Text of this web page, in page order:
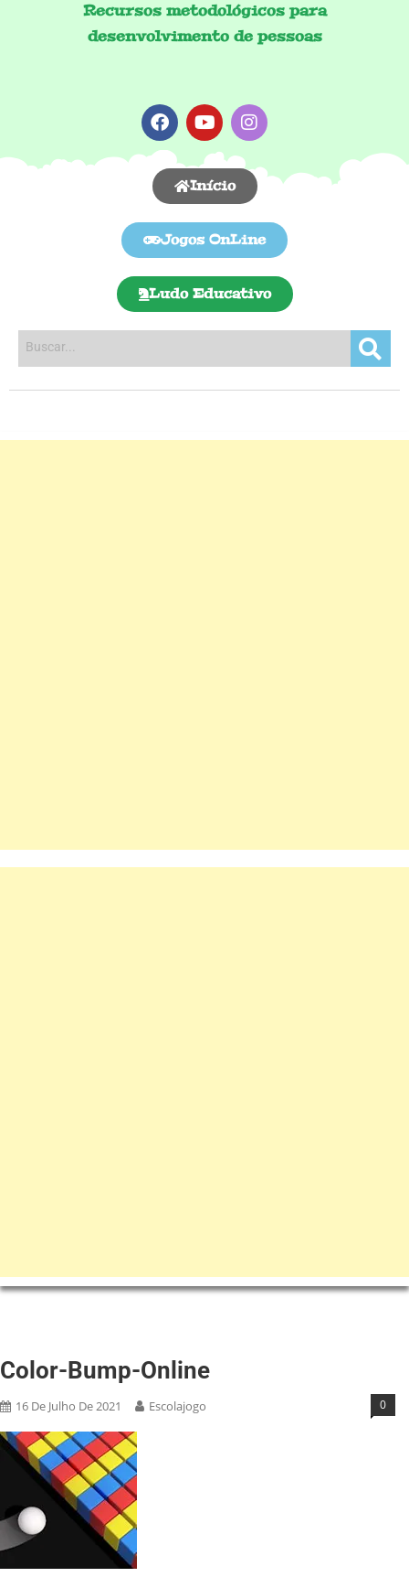
Recursos metodológicos para
desenvolvimento de pessoas
Início
Jogos OnLine
Ludo Educativo
Color-Bump-Online
16 De Julho De 2021 Escolajogo 0